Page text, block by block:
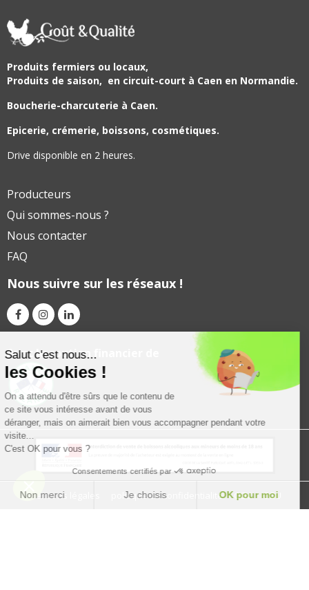
Produits fermiers ou locaux,
Produits de saison, en circuit-court à Caen en Normandie.
Boucherie-charcuterie à Caen.
Epicerie, crémerie, boissons, cosmétiques.
Drive disponible en 2 heures.
Producteurs
Qui sommes-nous ?
Nous contacter
FAQ
Nous suivre sur les réseaux !
Avec le soutien financier de
Mentions légales politique de confidentialité CGV CGU
Salut c'est nous...
les Cookies !
On a attendu d'être sûrs que le contenu de
ce site vous intéresse avant de vous
déranger, mais on aimerait bien vous accompagner pendant votre
visite...
C'est OK pour vous ?
Consentements certifiés par
Non merci Je choisis OK pour moi